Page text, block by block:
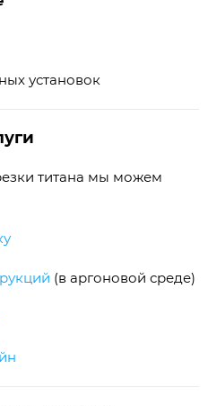
установок
титана мы можем
(в аргоновой среде)